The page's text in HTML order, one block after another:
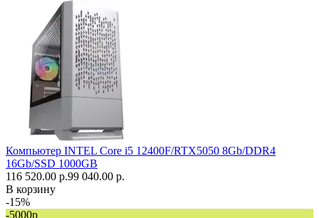
Компьютер INTEL Core i5 12400F/RTX5050 8Gb/DDR4
16Gb/SSD 1000GB
116 520.00 р.99 040.00 р.
В корзину
-15%
-5000р